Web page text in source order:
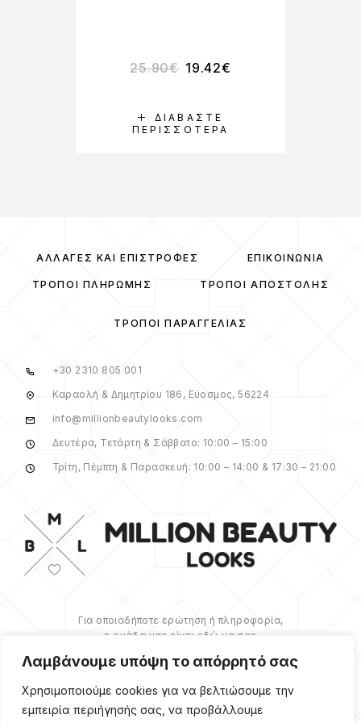
Λαμβάνουμε υπόψη το απόρρητό σας
Χρησιμοποιούμε cookies για να βελτιώσουμε την
εμπειρία περιήγησής σας, να προβάλλουμε
ΔΙΑΒΆΣΤΕ
ΠΕΡΙΣΣΌΤΕΡΑ
25.90€ 19.42€
ΑΛΛΑΓΈΣ ΚΑΙ ΕΠΙΣΤΡΟΦΈΣ ΕΠΙΚΟΙΝΩΝΊΑ
ΤΡΌΠΟΙ ΠΛΗΡΩΜΉΣ ΤΡΌΠΟΙ ΑΠΟΣΤΟΛΉΣ
ΤΡΌΠΟΙ ΠΑΡΑΓΓΕΛΊΑΣ
+30 2310 805 001
Καραολή & Δημητρίου 186, Εύοσμος, 56224
info@millionbeautylooks.com
Δευτέρα, Τετάρτη & Σάββατο: 10:00 – 15:00
Τρίτη, Πέμπτη & Παρασκευή: 10:00 – 14:00 & 17:30 – 21:00
Για οποιαδήποτε ερώτηση ή πληροφορία,
η ομάδα μας είναι εδώ να σας
βοηθήσουμε.
ΠΕΡΙΣΣΌΤΕΡΑ